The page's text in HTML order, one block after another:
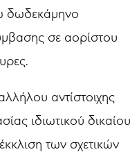
δωδεκάμηνο
σε αορίστου
αντίστοιχης
ιδιωτικού δικαίου
των σχετικών